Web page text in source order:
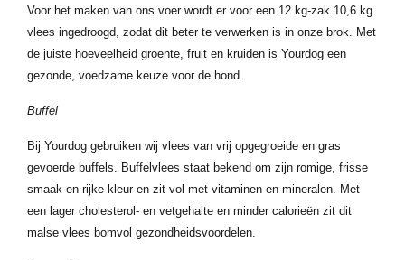
Voor het maken van ons voer wordt er voor een 12 kg-zak 10,6 kg
vlees ingedroogd, zodat dit beter te verwerken is in onze brok. Met
de juiste hoeveelheid groente, fruit en kruiden is Yourdog een
gezonde, voedzame keuze voor de hond.
Buffel
Bij Yourdog gebruiken wij vlees van vrij opgegroeide en gras
gevoerde buffels. Buffelvlees staat bekend om zijn romige, frisse
smaak en rijke kleur en zit vol met vitaminen en mineralen. Met
een lager cholesterol- en vetgehalte en minder calorieën zit dit
malse vlees bomvol gezondheidsvoordelen.